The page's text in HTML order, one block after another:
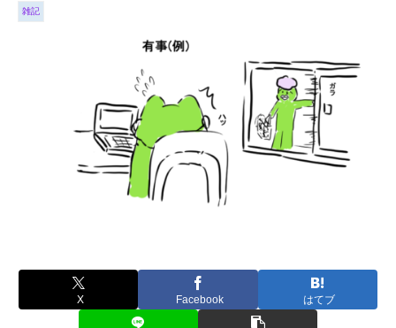
雑記
X Facebook はてブ